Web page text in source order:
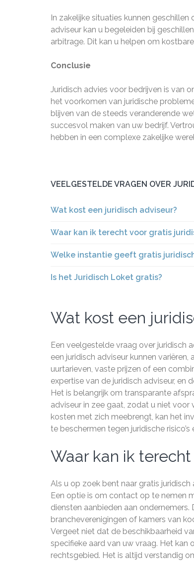
In zakelijke situaties kunnen
adviseur kan u begeleiden bij
arbitrage. Dit kan u helpen om
Conclusie
Juridisch advies voor bedrijven is van
het voorkomen van juridische
blijven van de steeds veranderende
succesvol maken van uw bedrijf.
hebben in een complexe zakelijke
VEELGESTELDE VRAGEN OVER
Wat kost een juridisch adviseur?
Waar kan ik terecht voor gratis
Welke instantie geeft gratis
Is het Juridisch Loket gratis?
Wat kost een
Een veelgestelde vraag over juridisch
een juridisch adviseur kunnen
uurtarieven, vaste prijzen of een
expertise van de juridisch adviseur,
Het is belangrijk om transparante
adviseur in zee gaat, zodat u niet voor
kosten met zich meebrengt, kan het
te beschermen tegen juridische risico’s
Waar kan ik
Als u op zoek bent naar gratis
Een optie is om contact op te nemen
diensten aanbieden aan
brancheverenigingen of kamers van
Vergeet niet dat de beschikbaarheid
specifieke aard van uw vraag. Het
rechtsgebied. Het is altijd verstandig